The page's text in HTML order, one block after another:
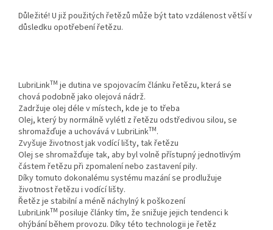
Důležité! U již použitých řetězů může být tato vzdálenost větší v
důsledku opotřebení řetězu.
LubriLinkTM je dutina ve spojovacím článku řetězu, která se
chová podobně jako olejová nádrž.
Zadržuje olej déle v místech, kde je to třeba
Olej, který by normálně vylétl z řetězu odstředivou silou, se
shromažďuje a uchovává v LubriLinkTM.
Zvyšuje životnost jak vodící lišty, tak řetězu
Olej se shromažďuje tak, aby byl volně přístupný jednotlivým
částem řetězu při zpomalení nebo zastavení pily.
Díky tomuto dokonalému systému mazání se prodlužuje
životnost řetězu i vodící lišty.
Řetěz je stabilní a méně náchylný k poškození
LubriLinkTM posiluje články tím, že snižuje jejich tendenci k
ohýbání během provozu. Díky této technologii je řetěz